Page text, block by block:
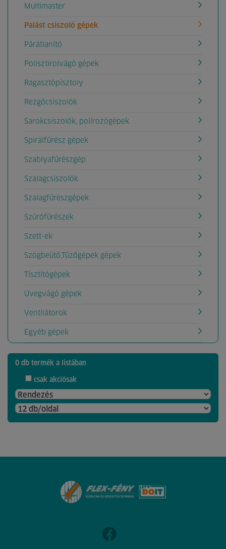
Multimaster
Palást csiszoló gépek
Párátlanító
Polisztirolvágó gépek
Ragasztópisztoly
Rezgőcsiszolók
Sarokcsiszolók, polírozógépek
Spirálfűrész gépek
Szablyafűrészgép
Szalagcsiszolók
Szalagfűrészgépek
Szúrófűrészek
Szett-ek
Szögbeütő,Tűzőgépek gépek
Tísztítógépek
Üvegvágó gépek
Ventilátorok
Egyéb gépek
0 db termék a listában
csak akciósak